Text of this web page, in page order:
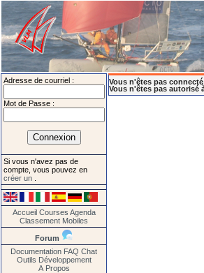
Adresse de courriel :
Mot de Passe :
Si vous n'avez pas de
compte, vous pouvez en
créer un
Accueil Courses Agenda
Classement Mobiles
Forum
Documentation FAQ Chat
Outils Développement
A Propos
Vous n'êtes pas
Vous n'êtes pas autorisé